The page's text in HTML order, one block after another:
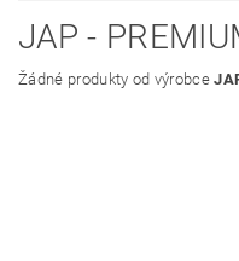
JAP -
Žádné produkty od výrobce